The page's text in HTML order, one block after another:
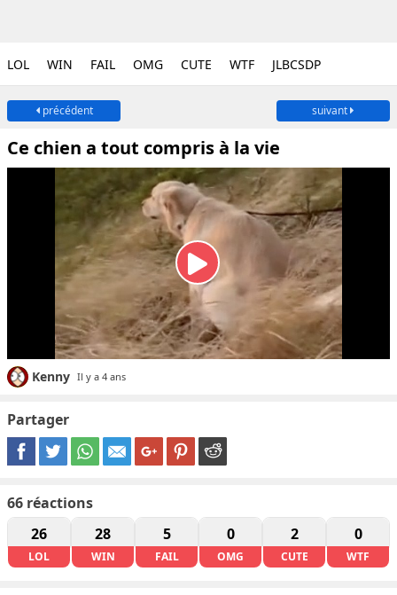
LOL WIN FAIL OMG CUTE WTF JLBCSDP
précédent suivant
Ce chien a tout compris à la vie
Kenny Il y a 4 ans
Partager
66 réactions
26
LOL
28
WIN
5
FAIL
0
OMG
2
CUTE
0
WTF